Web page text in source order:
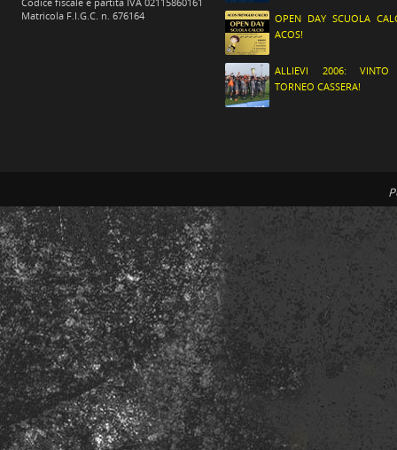
Matricola F.I.G.C. n. 676164
OPEN DAY SCUOLA
ACOS!
ALLIEVI 2006:
TORNEO CASSERA!